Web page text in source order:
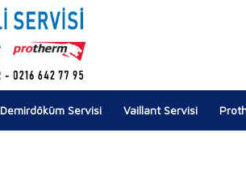
Demirdöküm Servisi Vaillant Servisi